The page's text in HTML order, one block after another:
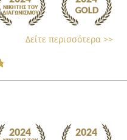
Δείτε περισσότερα >>